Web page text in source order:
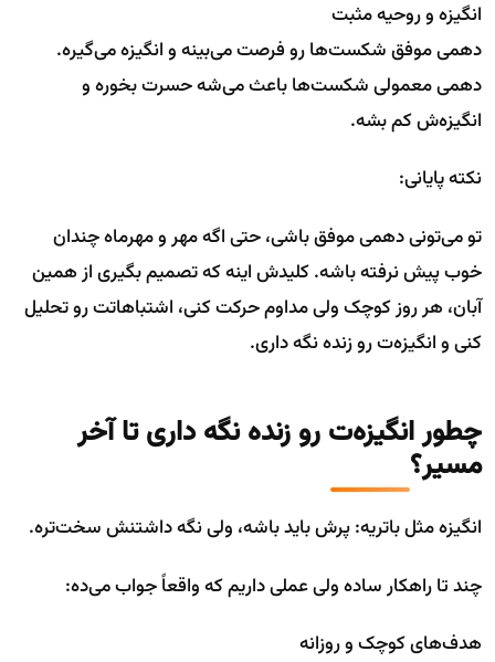
انگیزه و روحیه مثبت
دهمی موفق شکست‌ها رو فرصت می‌بینه و انگیزه می‌گیره.
دهمی معمولی شکست‌ها باعث می‌شه حسرت بخوره و
انگیزه‌ش کم بشه.
نکته پایانی:
تو می‌تونی دهمی موفق باشی، حتی اگه مهر و مهرماه چندان
خوب پیش نرفته باشه. کلیدش اینه که تصمیم بگیری از همین
آبان، هر روز کوچک ولی مداوم حرکت کنی، اشتباهاتت رو تحلیل
کنی و انگیزه‌ت رو زنده نگه داری.
چطور انگیزه‌ت رو زنده نگه داری تا آخر
مسیر؟
انگیزه مثل باتریه: پرش باید باشه، ولی نگه داشتنش سخت‌تره.
چند تا راهکار ساده ولی عملی داریم که واقعاً جواب می‌ده:
هدف‌های کوچک و روزانه